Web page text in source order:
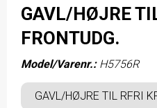
GAVL/HØJRE
FRONTUDG.
Model/Varenr.: H5756R
GAVL/HØJRE TIL RFRI